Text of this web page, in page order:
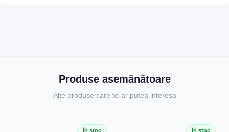
Produse asemănătoare
Alte produse care te-ar putea interesa
În stoc În stoc